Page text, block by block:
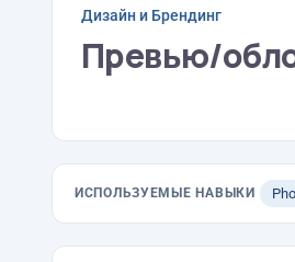
Дизайн и Брендинг
Превью/
ИСПОЛЬЗУЕМЫЕ НАВЫКИ